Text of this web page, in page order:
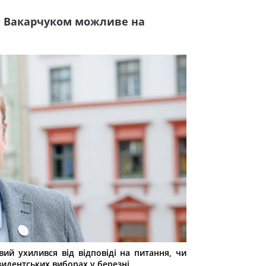
Вакарчуком можливе на
ухилився від відповіді на питання, чи